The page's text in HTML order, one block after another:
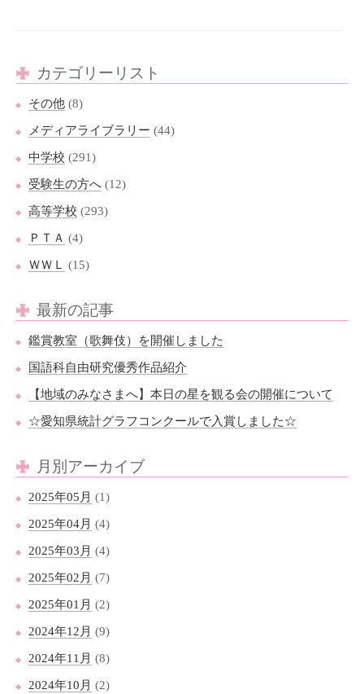
カテゴリーリスト
その他 (8)
メディアライブラリー (44)
中学校 (291)
受験生の方へ (12)
高等学校 (293)
ＰＴＡ (4)
ＷＷＬ (15)
最新の記事
鑑賞教室（歌舞伎）を開催しました
国語科自由研究優秀作品紹介
【地域のみなさまへ】本日の星を観る会の開催について
☆愛知県統計グラフコンクールで入賞しました☆
月別アーカイブ
2025年05月 (1)
2025年04月 (4)
2025年03月 (4)
2025年02月 (7)
2025年01月 (2)
2024年12月 (9)
2024年11月 (8)
2024年10月 (2)